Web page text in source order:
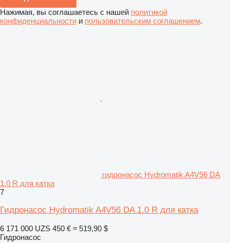
Нажимая, вы соглашаетесь с нашей политикой
конфиденциальности и пользовательским соглашением.
гидронасос Hydromatik A4V56 DA
1.0 R для катка
7
Гидронасос Hydromatik A4V56 DA 1.0 R для катка
6 171 000 UZS 450 € ≈ 519,90 $
Гидронасос